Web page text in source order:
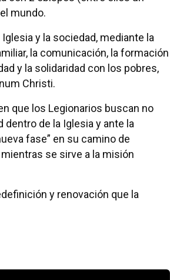
mundo.
y la sociedad, mediante la
la comunicación, la formación
y la solidaridad con los pobres,
Christi.
que los Legionarios buscan no
de la Iglesia y ante la
fase” en su camino de
se sirve a la misión
y renovación que la